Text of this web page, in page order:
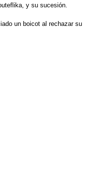
y su sucesión.
un boicot al rechazar su